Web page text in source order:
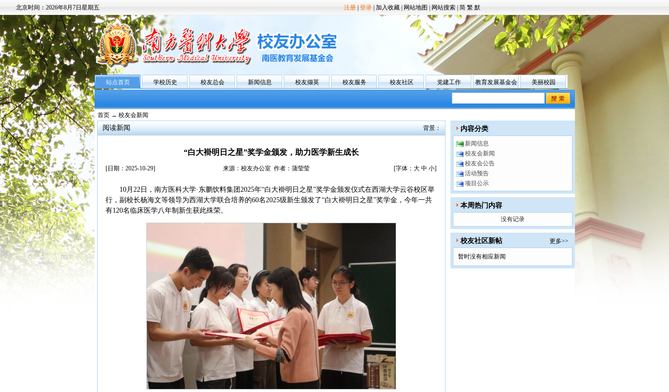
北京时间： 2026年8月7日星期五 注册 登录 加入收藏 网站地图 网站搜索 简 繁 默
站点首页 学校历史 校友总会 新闻信息 校友撷英 校友服务 校友社区 党建工作 教育发展基金会 美丽校园
首页→ 校友会新闻
背景：
阅读新闻
“白大褂明日之星”奖学金颁发，助力医学新生成长
[日期：2025-10-29] 来源：校友办公室 作者：蒲莹莹 [字体： 大 中 小]
10月22日，南方医科大学·东鹏饮料集团2025年“白大褂明日之星”奖学金颁发仪式在西湖大学云谷校区举
行，副校长杨海文等领导为西湖大学联合培养的60名2025级新生颁发了“白大褂明日之星”奖学金，今年一共
有120名临床医学八年制新生获此殊荣。
内容分类
新闻信息
校友会新闻
校友会公告
活动预告
项目公示
本周热门内容
没有记录
更多>>
校友社区新帖
暂时没有相应新闻